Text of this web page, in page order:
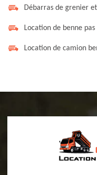
Débarras de grenier
Location de benne
Location de camion